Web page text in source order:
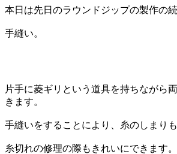
本日は先日のラウンドジップの製作の続
手縫い。
片手に菱ギリという道具を持ちながら
きます。
手縫いをすることにより、糸のしまりも
糸切れの修理の際もきれいにできます。